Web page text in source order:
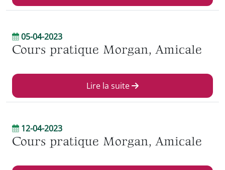
05-04-2023
Cours pratique Morgan, Amicale
Lire la suite
12-04-2023
Cours pratique Morgan, Amicale